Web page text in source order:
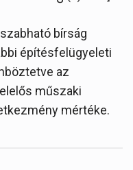
bírság
építésfelügyeleti
az
műszaki
mértéke.